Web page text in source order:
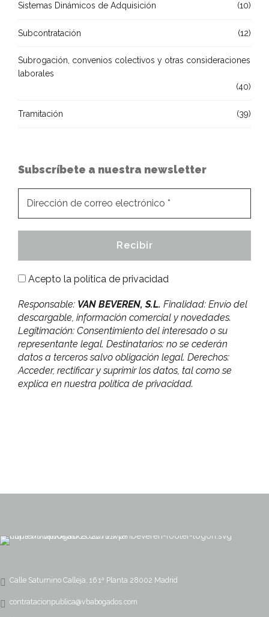
Sistemas Dinámicos de Adquisición (10)
Subcontratación (12)
Subrogación, convenios colectivos y otras consideraciones
laborales
(40)
Tramitación (39)
Subscríbete a nuestra newsletter
Acepto la política de privacidad
Responsable: VAN BEVEREN, S.L. Finalidad: Envío del
descargable, información comercial y novedades.
Legitimación: Consentimiento del interesado o su
representante legal. Destinatarios: no se cederán
datos a terceros salvo obligación legal. Derechos:
Acceder, rectificar y suprimir los datos, tal como se
explica en nuestra política de privacidad.
Calle Saturnino Calleja, 16 1ª Planta 28002 Madrid
contratacionpublica@vbabogados.com